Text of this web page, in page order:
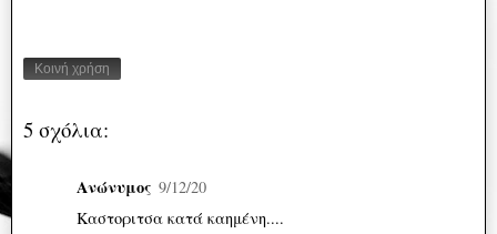
Κοινή χρήση
5 σχόλια:
Ανώνυμος 9/12/20
Καστοριτσα κατά καημένη....